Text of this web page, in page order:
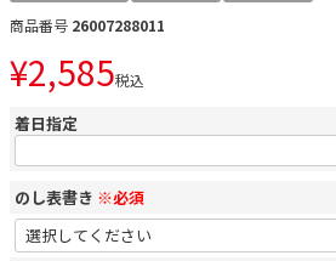
商品番号 26007288011
¥2,585税込
着日指定
のし表書き ※必須